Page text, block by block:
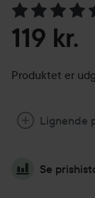
Gå til
119 kr.
Produktet er
Lignende
Se